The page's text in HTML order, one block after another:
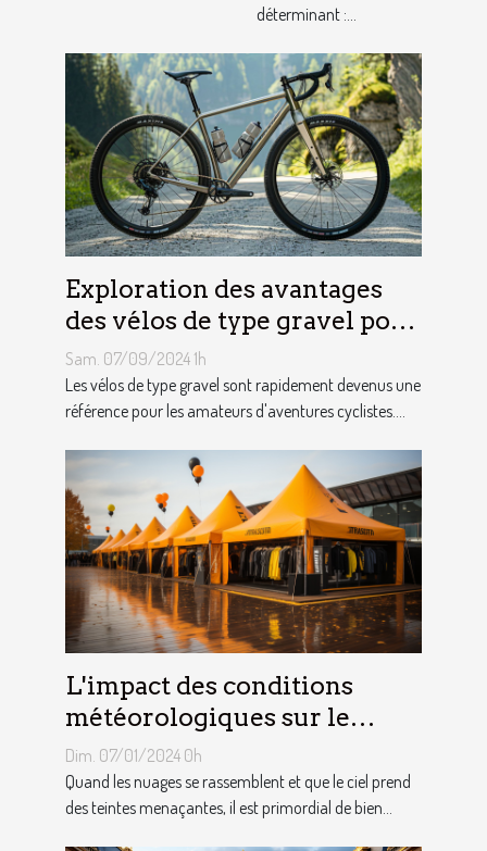
déterminant :...
Exploration des avantages
des vélos de type gravel pour
les aventuriers
Sam. 07/09/2024 1h
Les vélos de type gravel sont rapidement devenus une
référence pour les amateurs d'aventures cyclistes....
L'impact des conditions
météorologiques sur le
choix des tentes publicitaires
Dim. 07/01/2024 0h
Quand les nuages se rassemblent et que le ciel prend
des teintes menaçantes, il est primordial de bien...